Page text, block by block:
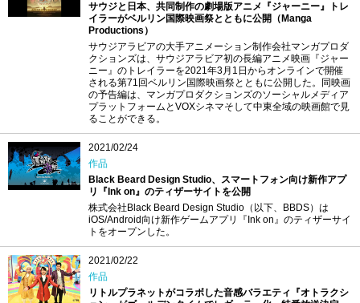
サウジと日本、共同制作の劇場版アニメ『ジャーニー』トレ
イラーがベルリン国際映画祭とともに公開（Manga
Productions）
サウジアラビアの大手アニメーション制作会社マンガプロダ
クションズは、サウジアラビア初の長編アニメ映画『ジャー
ニー』のトレイラーを2021年3月1日からオンラインで開催
される第71回ベルリン国際映画祭とともに公開した。同映画
の予告編は、マンガプロダクションズのソーシャルメディア
プラットフォームとVOXシネマそして中東全域の映画館で見
ることができる。
2021/02/24
作品
Black Beard Design Studio、スマートフォン向け新作アプ
リ『Ink on』のティザーサイトを公開
株式会社Black Beard Design Studio（以下、BBDS）は
iOS/Android向け新作ゲームアプリ『Ink on』のティザーサイ
トをオープンした。
2021/02/22
作品
リトルプラネットがコラボした音感バラエティ『オトラクシ